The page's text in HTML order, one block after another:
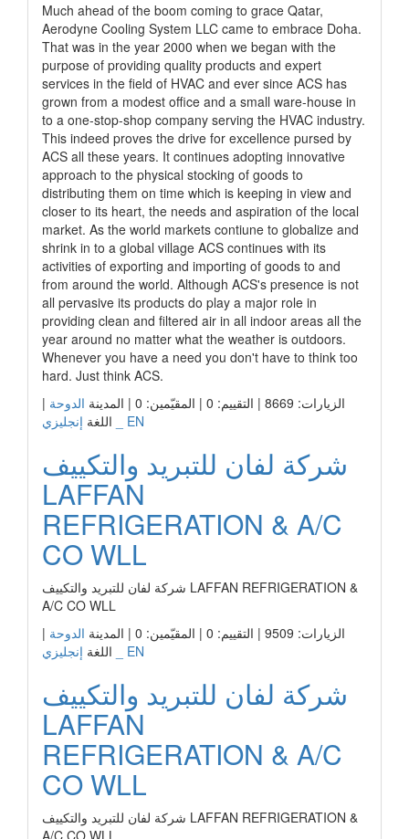
Much ahead of the boom coming to grace Qatar,
Aerodyne Cooling System LLC came to embrace Doha.
That was in the year 2000 when we began with the
purpose of providing quality products and expert
services in the field of HVAC and ever since ACS has
grown from a modest office and a small ware-house in
to a one-stop-shop company serving the HVAC industry.
This indeed proves the drive for excellence pursed by
ACS all these years. It continues adopting innovative
approach to the physical stocking of goods to
distributing them on time which is keeping in view and
closer to its heart, the needs and aspiration of the local
market. As the world markets contiune to globalize and
shrink in to a global village ACS continues with its
activities of exporting and importing of goods to and
from around the world. Although ACS's presence is not
all pervasive its products do play a major role in
providing clean and filtered air in all indoor areas all the
year around no matter what the weather is outdoors.
Whenever you have a need you don't have to think too
hard. Just think ACS.
الزيارات: 8669 | التقييم: 0 | المقيّمين: 0 | المدينة
الدوحة |
اللغة إنجليزي _ EN
شركة لفان للتبريد والتكييف
LAFFAN
REFRIGERATION & A/C
CO WLL
شركة لفان للتبريد والتكييف LAFFAN REFRIGERATION &
A/C CO WLL
الزيارات: 9509 | التقييم: 0 | المقيّمين: 0 | المدينة
الدوحة |
اللغة إنجليزي _ EN
شركة لفان للتبريد والتكييف
LAFFAN
REFRIGERATION & A/C
CO WLL
شركة لفان للتبريد والتكييف LAFFAN REFRIGERATION &